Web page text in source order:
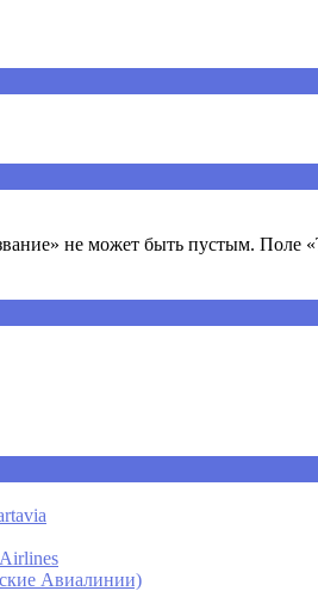
не может быть пустым. Поле
Авиалинии)